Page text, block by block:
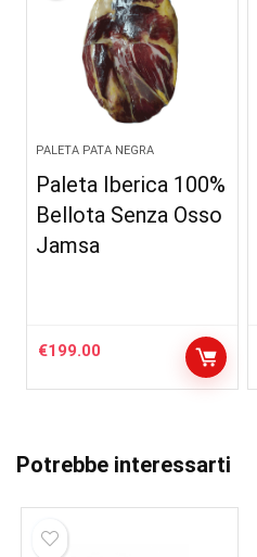
PALETA PATA NEGRA
Paleta Iberica 100%
Bellota Senza Osso
Jamsa
€199.00
Potrebbe interessarti